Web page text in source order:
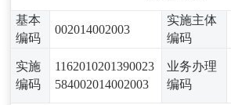
基本
编码
002014002003
实施主体
编码
实施
编码
1162010201390023
584002014002003
业务办理
编码